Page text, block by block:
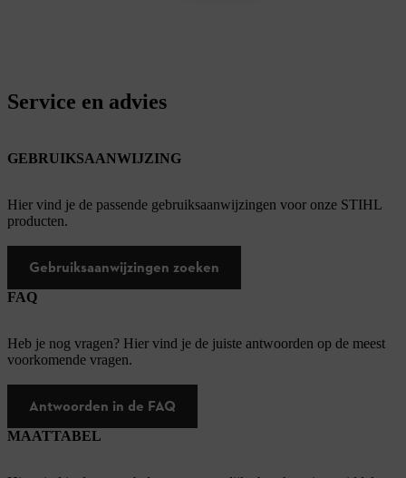
Service en advies
GEBRUIKSAANWIJZING
Hier vind je de passende gebruiksaanwijzingen voor onze STIHL
producten.
Gebruiksaanwijzingen zoeken
FAQ
Heb je nog vragen? Hier vind je de juiste antwoorden op de meest
voorkomende vragen.
Antwoorden in de FAQ
MAATTABEL